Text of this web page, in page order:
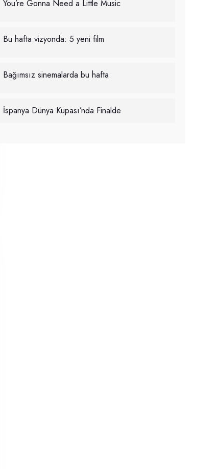
You’re Gonna Need a Little Music
Bu hafta vizyonda: 5 yeni film
Bağımsız sinemalarda bu hafta
İspanya Dünya Kupası’nda Finalde